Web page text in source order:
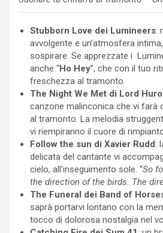
Stubborn Love dei Lumineers:
avvolgente e un’atmosfera
sospirare. Se apprezzate i
anche “Ho Hey”, che con il tuo
freschezza al tramonto.
The Night We Met di Lord
canzone malinconica che vi farà
al tramonto. La melodia
vi riempiranno il cuore di
Follow the sun di Xavier Rudd:
delicata del cantante vi
cielo, all’inseguimento sole. “So
the direction of the birds. The
The Funeral dei Band of
saprà portarvi lontano con la
tocco di dolorosa nostalgia nel